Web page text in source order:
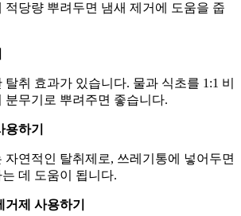
적당량 뿌려두면 냄새 제거에 도움을 줍
탈취 효과가 있습니다. 물과 식초를 1:1 비
분무기로 뿌려주면 좋습니다.
하기
자연적인 탈취제로, 쓰레기통에 넣어두면
데 도움이 됩니다.
제 사용하기